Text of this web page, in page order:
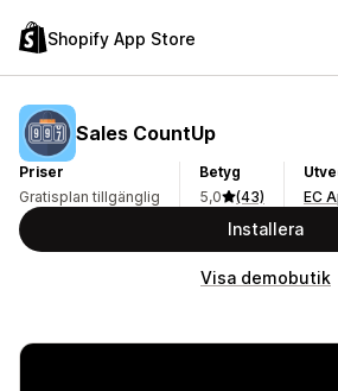
Shopify App Store
Sales CountUp
Priser
Gratisplan tillgänglig
Betyg
5,0
(43)
EC
Installera
Visa demobutik